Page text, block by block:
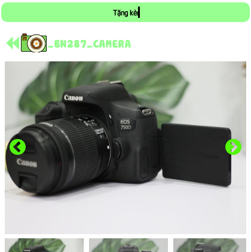
Tặng kèm pin, sạc, thẻ nhớ, dây đeo khi mua combo máy ảnh bất kỳ
_BN287_CAMERA